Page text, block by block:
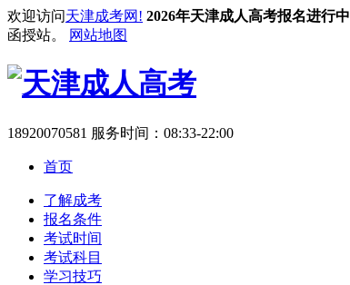
欢迎访问天津成考网! 2026年天津成人高考报名进行中
函授站。
网站地图
18920070581 服务时间：08:33-22:00
首页
了解成考
报名条件
考试时间
考试科目
学习技巧